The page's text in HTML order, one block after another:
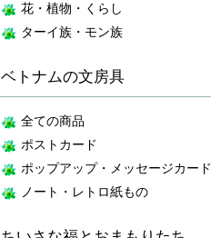
花・植物・くらし
ターイ族・モン族
ベトナムの文房具
全ての商品
ポストカード
ポップアップ・メッセージカード
ノート・レトロ紙もの